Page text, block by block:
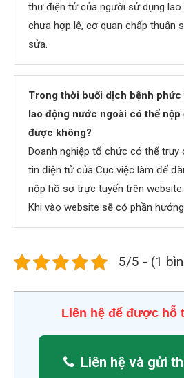
thư điện tử của người sử dụng
chưa hợp lệ, cơ quan chấp thuận
sửa.
Trong thời buổi dịch bệnh phức
lao động nước ngoài có thể
được không?
Doanh nghiệp tổ chức có thể truy
tin điện tử của Cục việc làm để
nộp hồ sơ trực tuyến trên website.
Khi vào website sẽ có phần
5/5 - (1
Liên hệ để được hỗ
Liên hệ và gửi